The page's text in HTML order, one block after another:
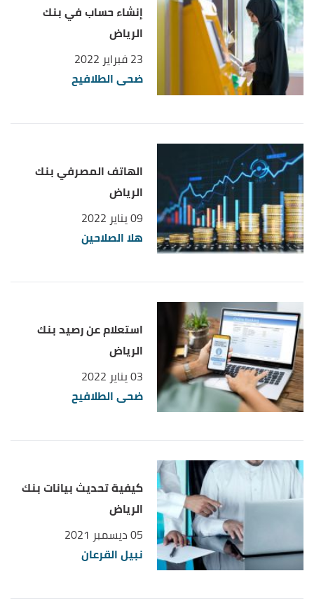
إنشاء حساب في بنك
الرياض
23 فبراير 2022
ضحى الطلافيح
الهاتف المصرفي بنك
الرياض
09 يناير 2022
هلا الصلاحين
استعلام عن رصيد بنك
الرياض
03 يناير 2022
ضحى الطلافيح
كيفية تحديث بيانات بنك
الرياض
05 ديسمبر 2021
نبيل القرعان